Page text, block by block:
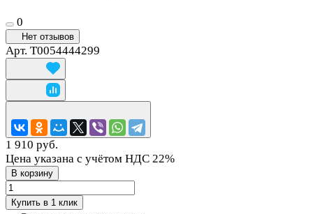
0
Нет отзывов
Арт. T0054444299
1 910 руб.
Цена указана с учётом НДС 22%
В корзину
Купить в 1 клик